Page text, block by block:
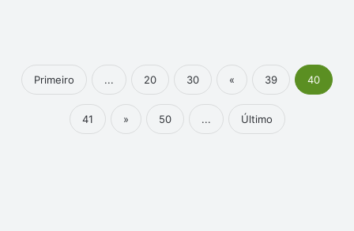
Primeiro ... 20 30 « 39 40
41 » 50 ... Último